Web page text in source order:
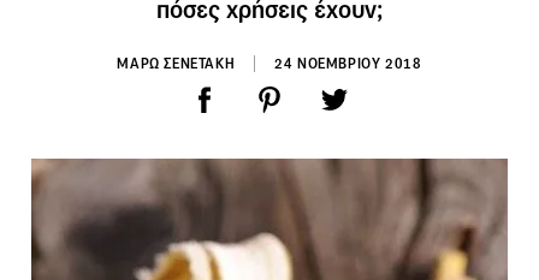
πόσες χρήσεις έχουν;
ΜΑΡΩ ΣΕΝΕΤΑΚΗ 24 ΝΟΕΜΒΡΙΟΥ 2018